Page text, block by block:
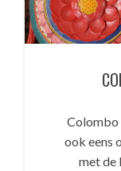
ook eens
met de